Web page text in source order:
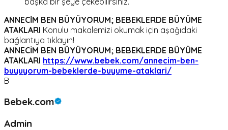
ANNECİM BEN BÜYÜYORUM; BEBEKLERDE BÜYÜME
ATAKLARI Konulu makalemizi okumak için aşağıdaki
bağlantıya tıklayın!
ANNECİM BEN BÜYÜYORUM; BEBEKLERDE BÜYÜME
ATAKLARI https://www.bebek.com/annecim-ben-
buyuyorum-bebeklerde-buyume-ataklari/
B
Bebek.com
Admin